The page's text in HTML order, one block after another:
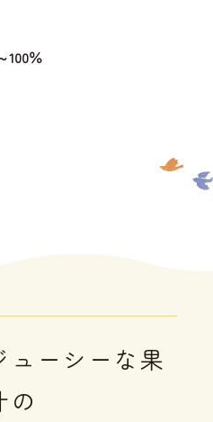
100％
ューシーな果
の